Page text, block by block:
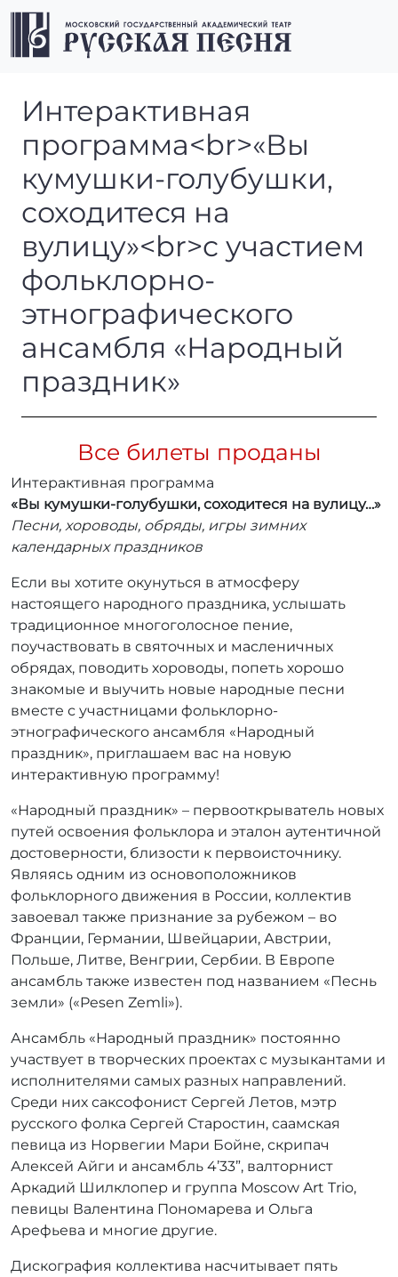
Перейти к содержимому
Перейти к футеру
Интерактивная программа
«Вы кумушки-голубушки,
с участием фольклорно-
Интерактивная
программа<br>«Вы
кумушки-голубушки,
соходитеся на
вулицу»<br>с участием
фольклорно-
этнографического
ансамбля «Народный
праздник»
Все билеты проданы
Интерактивная программа
«Вы кумушки-голубушки, соходитеся на вулицу…»
Песни, хороводы, обряды, игры зимних
календарных праздников
Если вы хотите окунуться в атмосферу
настоящего народного праздника, услышать
традиционное многоголосное пение,
поучаствовать в святочных и масленичных
обрядах, поводить хороводы, попеть хорошо
знакомые и выучить новые народные песни
вместе с участницами фольклорно-
этнографического ансамбля «Народный
праздник», приглашаем вас на новую
интерактивную программу!
«Народный праздник» – первооткрыватель новых
путей освоения фольклора и эталон аутентичной
достоверности, близости к первоисточнику.
Являясь одним из основоположников
фольклорного движения в России, коллектив
завоевал также признание за рубежом – во
Франции, Германии, Швейцарии, Австрии,
Польше, Литве, Венгрии, Сербии. В Европе
ансамбль также известен под названием «Песнь
земли» («Pesen Zemli»).
Ансамбль «Народный праздник» постоянно
участвует в творческих проектах с музыкантами и
исполнителями самых разных направлений.
Среди них саксофонист Сергей Летов, мэтр
русского фолка Сергей Старостин, саамская
певица из Норвегии Мари Бойне, скрипач
Алексей Айги и ансамбль 4’33”, валторнист
Аркадий Шилклопер и группа Moscow Art Trio,
певицы Валентина Пономарева и Ольга
Арефьева и многие другие.
Дискография коллектива насчитывает пять